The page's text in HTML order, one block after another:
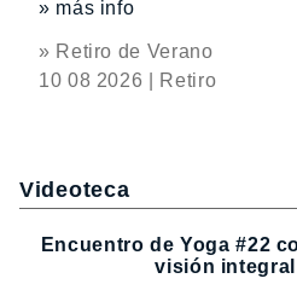
» más info
» Retiro de Verano
10 08 2026 | Retiro
Videoteca
Encuentro de Yoga #22
visión